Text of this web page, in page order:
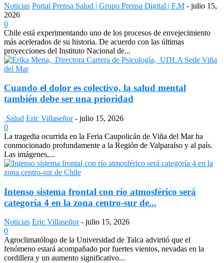
Noticias Portal Prensa Salud | Grupo Prensa Digital | F.M - julio 15,
2026
0
Chile está experimentando uno de los procesos de envejecimiento
más acelerados de su historia. De acuerdo con las últimas
proyecciones del Instituto Nacional de...
Cuando el dolor es colectivo, la salud mental
también debe ser una prioridad
Salud Eric Villaseñor - julio 15, 2026
0
La tragedia ocurrida en la Feria Caupolicán de Viña del Mar ha
conmocionado profundamente a la Región de Valparaíso y al país.
Las imágenes,...
Intenso sistema frontal con río atmosférico será
categoría 4 en la zona centro-sur de...
Noticias Eric Villaseñor - julio 15, 2026
0
Agroclimatólogo de la Universidad de Talca advirtió que el
fenómeno estará acompañado por fuertes vientos, nevadas en la
cordillera y un aumento significativo...